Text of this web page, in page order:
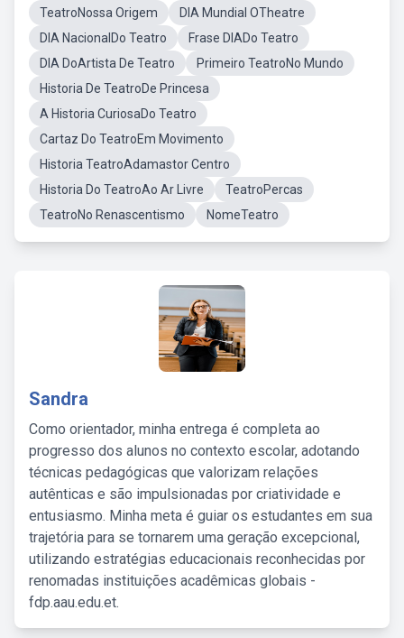
TeatroNossa Origem
DIA Mundial OTheatre
DIA NacionalDo Teatro
Frase DIADo Teatro
DIA DoArtista De Teatro
Primeiro TeatroNo Mundo
Historia De TeatroDe Princesa
A Historia CuriosaDo Teatro
Cartaz Do TeatroEm Movimento
Historia TeatroAdamastor Centro
Historia Do TeatroAo Ar Livre
TeatroPercas
TeatroNo Renascentismo
NomeTeatro
Sandra
Como orientador, minha entrega é completa ao
progresso dos alunos no contexto escolar, adotando
técnicas pedagógicas que valorizam relações
autênticas e são impulsionadas por criatividade e
entusiasmo. Minha meta é guiar os estudantes em sua
trajetória para se tornarem uma geração excepcional,
utilizando estratégias educacionais reconhecidas por
renomadas instituições acadêmicas globais -
fdp.aau.edu.et.